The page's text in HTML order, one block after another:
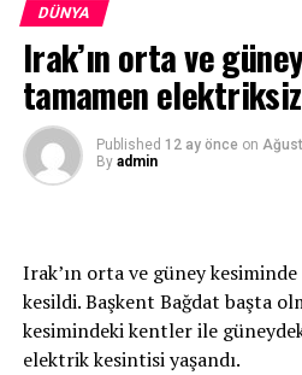
Salı günü ise 35 dereceyi
basınında yer alan haberlere
genelinde gölgede hissedilen
Güneş altında ve asfalt
geçiyor.
göre, 4 kişi yaşamını yitirdi.
DÜNYA
Irak’ın orta ve
tamamen
Published 12 ay önce on
By admin
Irak’ın orta ve güney
kesildi. Başkent Bağdat başta
kesimindeki kentler ile
elektrik kesintisi yaşandı.